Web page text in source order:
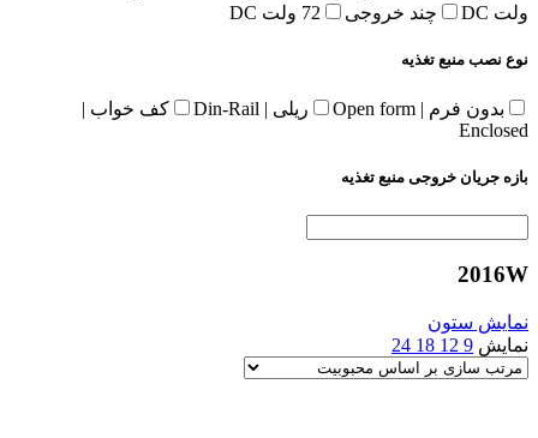
ولت DC
چند خروجی 72 ولت DC
نوع نصب منبع تغذیه
بدون فرم | Open form ریلی | Din-Rail
کف خواب |
Enclosed
بازه جریان خروجی منبع تغذیه
2016W
نمایش ستون
نمایش 9
12
18
24